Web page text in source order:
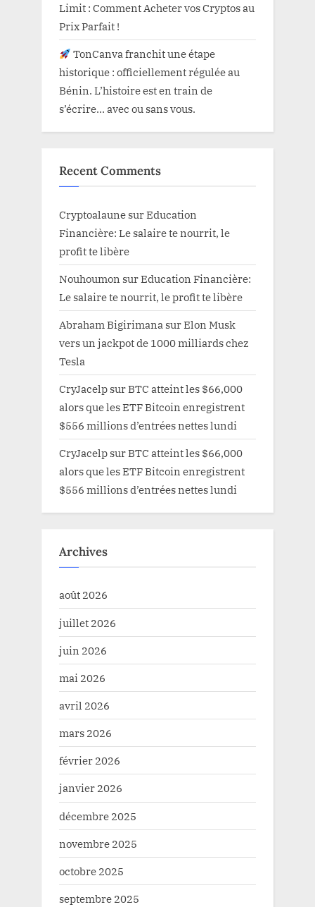
Limit : Comment Acheter vos Cryptos au
Prix Parfait !
TonCanva franchit une étape
historique : officiellement régulée au
Bénin. L’histoire est en train de
s’écrire… avec ou sans vous.
Recent Comments
Cryptoalaune surEducation
Financière: Le salaire te nourrit, le
profit te libère
Nouhoumon surEducation Financière:
Le salaire te nourrit, le profit te libère
Abraham Bigirimana surElon Musk
vers un jackpot de 1000 milliards chez
Tesla
CryJacelp surBTC atteint les $66,000
alors que les ETF Bitcoin enregistrent
$556 millions d’entrées nettes lundi
CryJacelp surBTC atteint les $66,000
alors que les ETF Bitcoin enregistrent
$556 millions d’entrées nettes lundi
Archives
août 2026
juillet 2026
juin 2026
mai 2026
avril 2026
mars 2026
février 2026
janvier 2026
décembre 2025
novembre 2025
octobre 2025
septembre 2025